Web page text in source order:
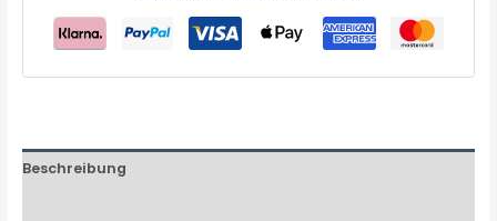
Beschreibung